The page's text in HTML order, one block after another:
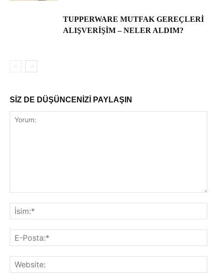
TUPPERWARE MUTFAK GEREÇLERI
ALIŞVERIŞIM – NELER ALDIM?
SİZ DE DÜŞÜNCENİZİ PAYLAŞIN